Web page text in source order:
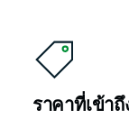
ราคาที่เข้าถึ